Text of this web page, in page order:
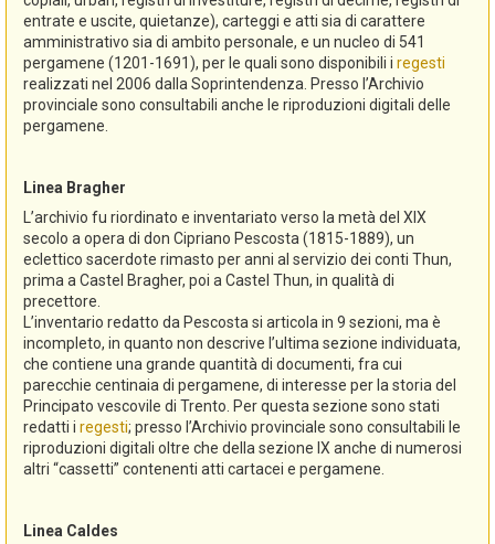
entrate e uscite, quietanze), carteggi e atti sia di carattere
amministrativo sia di ambito personale, e un nucleo di 541
pergamene (1201-1691), per le quali sono disponibili i regesti
realizzati nel 2006 dalla Soprintendenza. Presso l’Archivio
provinciale sono consultabili anche le riproduzioni digitali delle
pergamene.
Linea Bragher
L’archivio fu riordinato e inventariato verso la metà del XIX
secolo a opera di don Cipriano Pescosta (1815-1889), un
eclettico sacerdote rimasto per anni al servizio dei conti Thun,
prima a Castel Bragher, poi a Castel Thun, in qualità di
precettore.
L’inventario redatto da Pescosta si articola in 9 sezioni, ma è
incompleto, in quanto non descrive l’ultima sezione individuata,
che contiene una grande quantità di documenti, fra cui
parecchie centinaia di pergamene, di interesse per la storia del
Principato vescovile di Trento. Per questa sezione sono stati
redatti i regesti; presso l’Archivio provinciale sono consultabili le
riproduzioni digitali oltre che della sezione IX anche di numerosi
altri “cassetti” contenenti atti cartacei e pergamene.
Linea Caldes